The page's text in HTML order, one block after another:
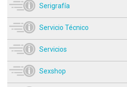
Serigrafía
Servicio Técnico
Servicios
Sexshop